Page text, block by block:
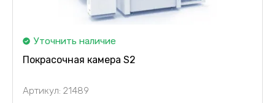
Уточнить наличие
Покрасочная камера S2
Артикул: 21489